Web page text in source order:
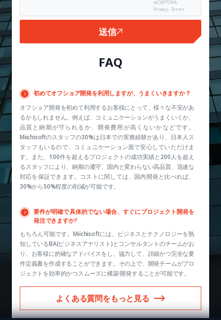
Privacy - Terms
送信
FAQ
初めてオフショア開発を利用しますが、うまくいきますか？
オフショア開発を初めて利用するお客様にとって、様々な不安があ
るかもしれません。例えば、コミュニケーションがうまくいくか、
品質と納期が守られるか、開発費用が高くないかなどです。
Miichisoftのスタッフの30%は日本での実務経験があり、日本人ス
タッフもいるので、コミュニケーション面で安心していただけま
す。また、100件を超えるプロジェクトの成功実績と200人を超え
るスタッフにより、納期の遵守、国内と変わらない高品質、迅速な
対応を保証できます。コストに関しては、国内開発と比べれば、
30%から50%程度の削減が可能です。
要件が明確で具体的でない場合、すぐにプロジェクト開発を
発注できますか?
もちろん可能です。Miichisoftには、ビジネスとテクノロジーを熟
知しているBA(ビジネスアナリスト)とコンサルタントのチームがお
り、お客様に的確なアドバイスをし、協力して、詳細かつ完全な要
件定義書を作成することができます。その上で、開発チームがプロ
ジェクトを効率的かつスムーズに構築·開発することが可能です。
よくある質問をもっと見る